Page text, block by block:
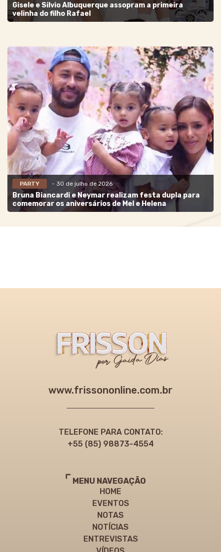
Gisele e Silvio Albuquerque assopram a primeira
velinha do filho Rafael
PARTY - 30 de julho de 2026
Bruna Biancardi e Neymar realizam festa dupla para
comemorar os aniversários de Mel e Helena
www.frissononline.com.br
TELEFONE PARA CONTATO:
+55 (85) 98873-4554
MENU NAVEGAÇÃO
HOME
EVENTOS
NOTAS
NOTÍCIAS
ENTREVISTAS